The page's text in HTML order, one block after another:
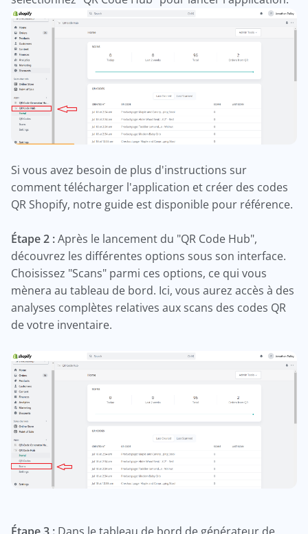
Si vous avez besoin de plus d'instructions sur
comment télécharger l'application et créer des codes
QR Shopify, notre guide est disponible pour référence.
Étape 2 :Après le lancement du "QR Code Hub",
découvrez les différentes options sous son interface.
Choisissez "Scans" parmi ces options, ce qui vous
mènera au tableau de bord. Ici, vous aurez accès à des
analyses complètes relatives aux scans des codes QR
de votre inventaire.